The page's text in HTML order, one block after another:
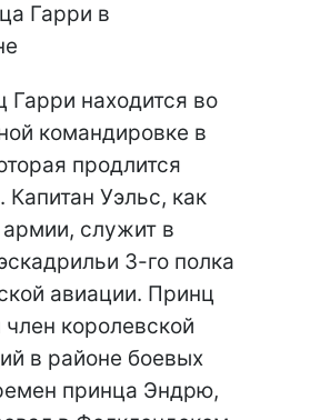
Гарри в
находится во
командировке в
продлится
Уэльс, как
служит в
3-го полка
авиации. Принц
королевской
в районе боевых
принца Эндрю,